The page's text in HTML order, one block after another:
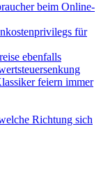
beim Online-
für
ebenfalls
feiern immer
Richtung sich